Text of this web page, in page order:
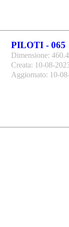
PILOTI - 065
Dimensione:
Creata: 10-08-
Aggiornato: 10-